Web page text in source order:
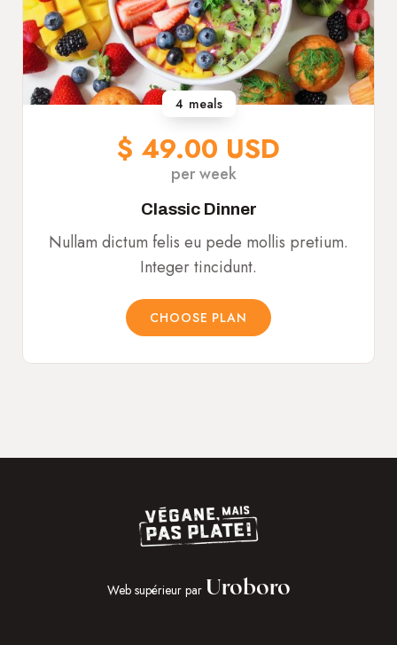
4 meals
$ 49.00 USD
per week
Classic Dinner
Nullam dictum felis eu pede mollis pretium.
Integer tincidunt.
CHOOSE PLAN
Web supérieur par Uroboro